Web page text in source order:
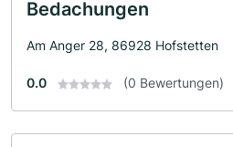
Bedachungen
Am Anger 28, 86928 Hofstetten
0.0 (0 Bewertungen)